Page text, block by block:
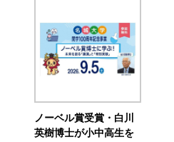
ノーベル賞受賞・白川
英樹博士が小中高生を